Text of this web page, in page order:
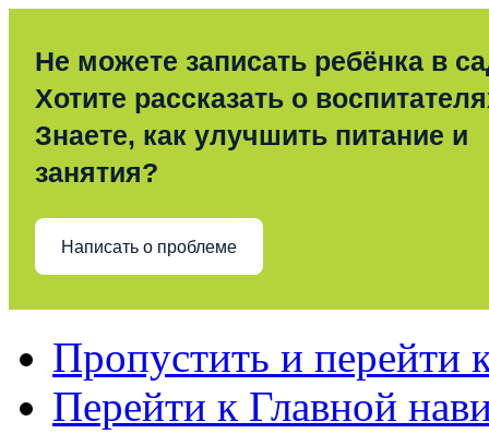
Не можете записать ребёнка в
Хотите рассказать о
Знаете, как улучшить питание и
занятия?
Написать о проблеме
Пропустить и перейти
Перейти к Главной